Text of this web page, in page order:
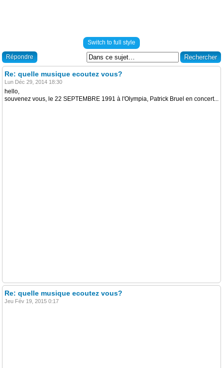
Switch to full style
Répondre
Re: quelle musique ecoutez vous?
Lun Déc 29, 2014 18:30
hello,
souvenez vous, le 22 SEPTEMBRE 1991 à l'Olympia, Patrick Bruel en concert...
Re: quelle musique ecoutez vous?
Jeu Fév 19, 2015 0:17